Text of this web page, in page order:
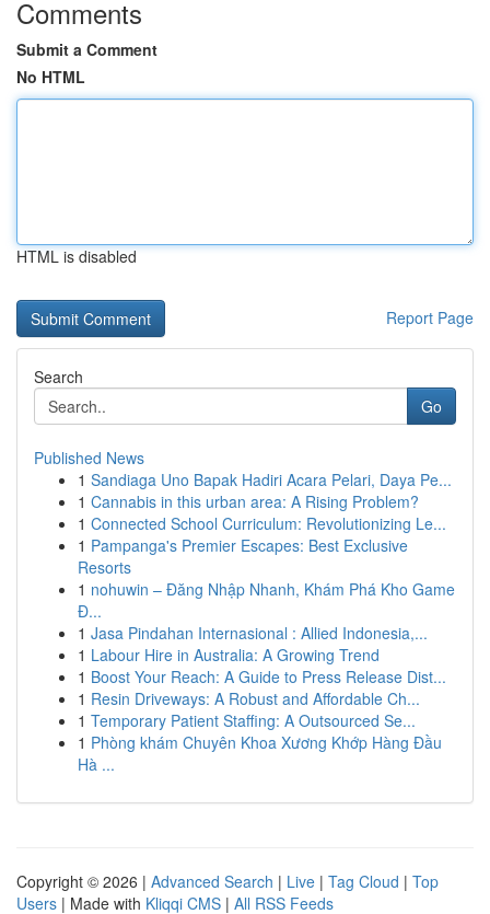
Comments
Submit a Comment
No HTML
HTML is disabled
Report Page
Search
Go
Published News
1 Sandiaga Uno Bapak Hadiri Acara Pelari, Daya Pe...
1 Cannabis in this urban area: A Rising Problem?
1 Connected School Curriculum: Revolutionizing Le...
1 Pampanga's Premier Escapes: Best Exclusive
Resorts
1 nohuwin – Đăng Nhập Nhanh, Khám Phá Kho Game
Đ...
1 Jasa Pindahan Internasional : Allied Indonesia,...
1 Labour Hire in Australia: A Growing Trend
1 Boost Your Reach: A Guide to Press Release Dist...
1 Resin Driveways: A Robust and Affordable Ch...
1 Temporary Patient Staffing: A Outsourced Se...
1 Phòng khám Chuyên Khoa Xương Khớp Hàng Đầu
Hà ...
Copyright © 2026 | Advanced Search | Live | Tag Cloud | Top
Users | Made with Kliqqi CMS | All RSS Feeds